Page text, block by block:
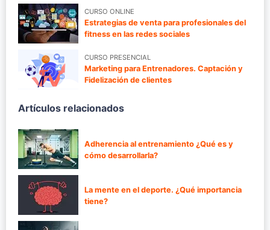
CURSO ONLINE
Estrategias de venta para profesionales del
fitness en las redes sociales
CURSO PRESENCIAL
Marketing para Entrenadores. Captación y
Fidelización de clientes
Artículos relacionados
Adherencia al entrenamiento ¿Qué es y
cómo desarrollarla?
La mente en el deporte. ¿Qué importancia
tiene?